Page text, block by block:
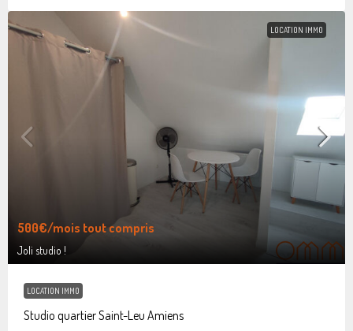
LOCATION IMMO
500€/mois tout compris
Joli studio !
LOCATION IMMO
Studio quartier Saint-Leu Amiens